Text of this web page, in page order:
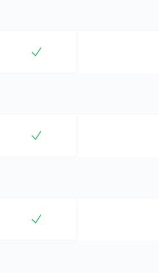
Included
Included
Included